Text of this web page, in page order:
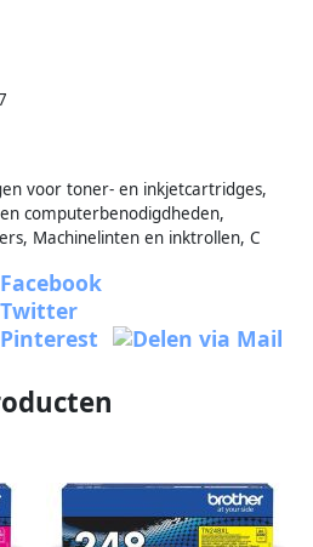
voor toner- en inkjetcartridges,
computerbenodigdheden,
Machinelinten en inktrollen, C